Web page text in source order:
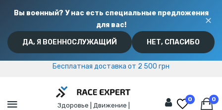
Вы военный? У нас есть специальные предложения
для вас!
ДА, Я ВОЕННОСЛУЖАЩИЙ НЕТ, СПАСИБО
✕
Бесплатная доставка от 2 500 грн
Бесплатная доставка от 2 500 грн
Здоровье | Движение |
0 0